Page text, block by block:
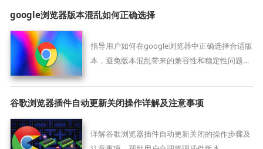
google浏览器版本混乱如何正确选择
指导用户如何在google浏览器中正确选择合适版
本，避免版本混乱带来的兼容性和稳定性问题，
谷歌浏览器插件自动更新关闭操作详解及注意事项
详解谷歌浏览器插件自动更新关闭的操作步骤及